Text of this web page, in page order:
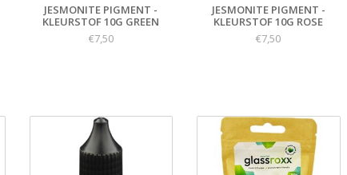
JESMONITE PIGMENT -
KLEURSTOF 10G GREEN
€7,50
JESMONITE PIGMENT -
KLEURSTOF 10G ROSE
€7,50